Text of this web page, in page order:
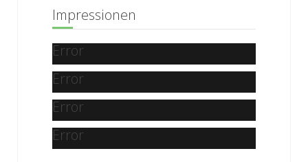
Impressionen
Error
Error
Error
Error